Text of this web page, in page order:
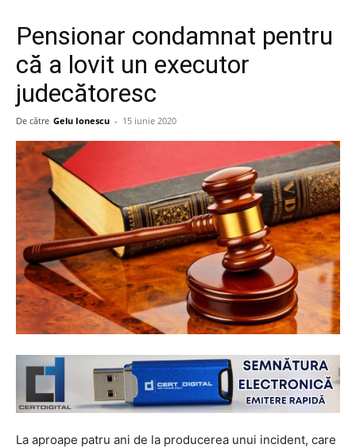
Pensionar condamnat pentru
că a lovit un executor
judecătoresc
De către Gelu Ionescu - 15 iunie 2020
La aproape patru ani de la producerea unui incident, care